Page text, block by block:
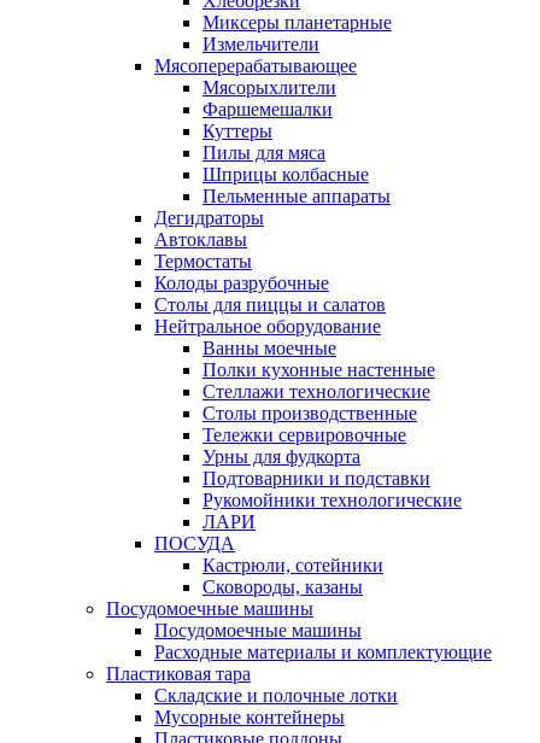
Миксеры планетарные
Измельчители
Мясоперерабатывающее
Мясорыхлители
Фаршемешалки
Куттеры
Пилы для мяса
Шприцы колбасные
Пельменные аппараты
Дегидраторы
Автоклавы
Термостаты
Колоды разрубочные
Столы для пиццы и салатов
Нейтральное оборудование
Ванны моечные
Полки кухонные настенные
Стеллажи технологические
Столы производственные
Тележки сервировочные
Урны для фудкорта
Подтоварники и подставки
Рукомойники технологические
ЛАРИ
ПОСУДА
Кастрюли, сотейники
Сковороды, казаны
Посудомоечные машины
Посудомоечные машины
Расходные материалы и комплектующие
Пластиковая тара
Складские и полочные лотки
Мусорные контейнеры
Пластиковые поддоны